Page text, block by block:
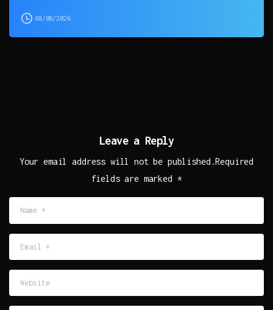
08/08/2026
Leave a Reply
Your email address will not be published.Required
fields are marked *
*
Website